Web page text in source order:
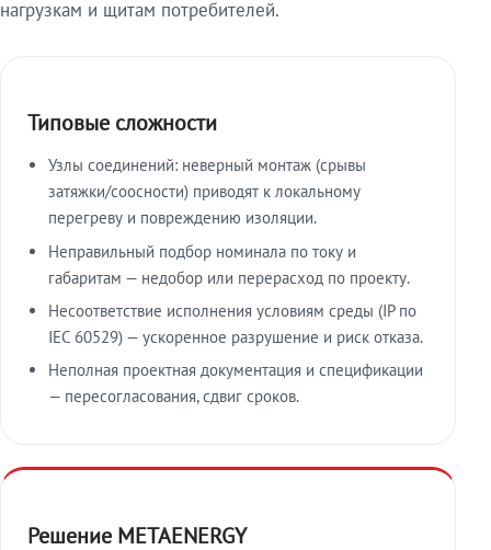
нагрузкам и щитам потребителей.
Типовые сложности
Узлы соединений: неверный монтаж (срывы
затяжки/соосности) приводят к локальному
перегреву и повреждению изоляции.
Неправильный подбор номинала по току и
габаритам — недобор или перерасход по проекту.
Несоответствие исполнения условиям среды (IP по
IEC 60529) — ускоренное разрушение и риск отказа.
Неполная проектная документация и спецификации
— пересогласования, сдвиг сроков.
Решение METAENERGY